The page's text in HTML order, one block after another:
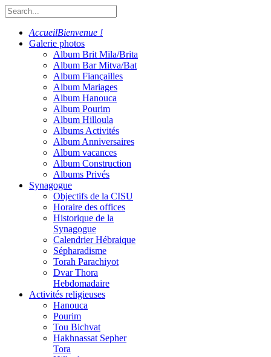
AccueilBienvenue !
Galerie photos
Album Brit Mila/Brita
Album Bar Mitva/Bat
Album Fiançailles
Album Mariages
Album Hanouca
Album Pourim
Album Hilloula
Albums Activités
Album Anniversaires
Album vacances
Album Construction
Albums Privés
Synagogue
Objectifs de la CISU
Horaire des offices
Historique de la
Synagogue
Calendrier Hébraique
Sépharadisme
Torah Parachiyot
Dvar Thora
Hebdomadaire
Activités religieuses
Hanouca
Pourim
Tou Bichvat
Hakhnassat Sepher
Tora